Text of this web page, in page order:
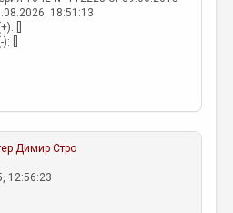
18:51:13
[]
[]
Димир Стро
12:56:23